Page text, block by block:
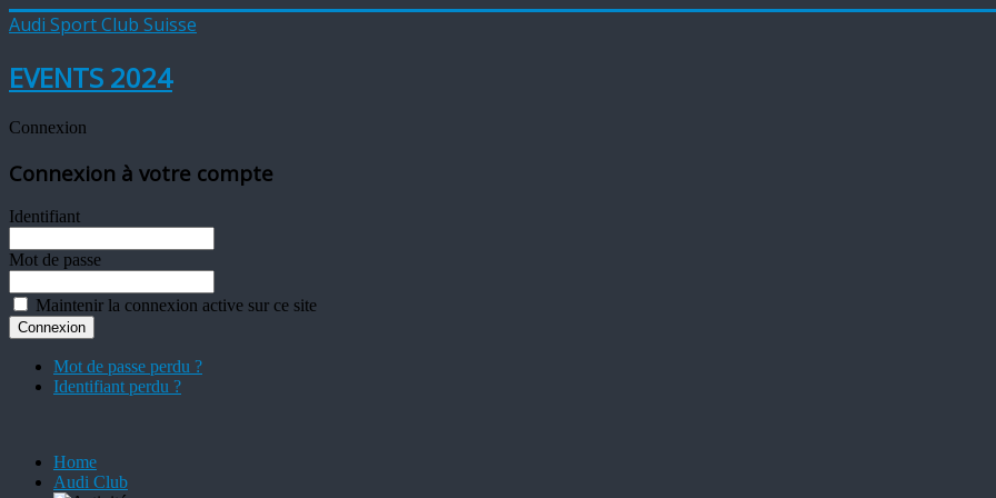
Audi Sport Club Suisse
EVENTS 2024
Connexion
Connexion à votre compte
Identifiant
Mot de passe
Maintenir la connexion active sur ce site
Mot de passe perdu ?
Identifiant perdu ?
Home
Audi Club